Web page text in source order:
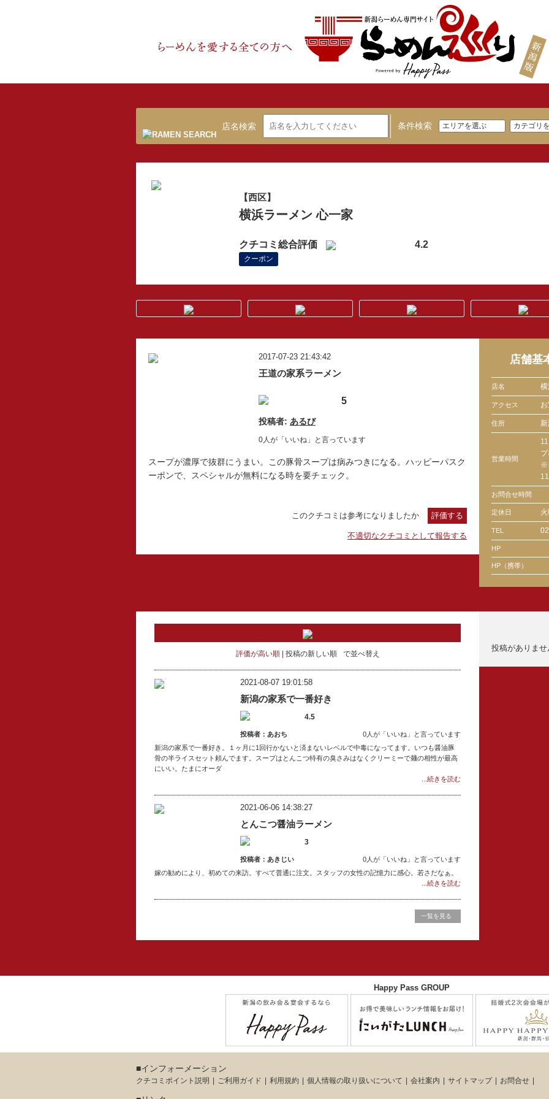
店名検索 条件検索
【西区】
横浜ラーメン 心一家
クチコミ総合評価 4.2
クーポン
2017-07-23 21:43:42
王道の家系ラーメン
5
投稿者: あるび
0人が「いいね」と言っています
スープが濃厚で抜群にうまい。この豚骨スープは病みつきになる。ハッピーパスク
ーポンで、スペシャルが無料になる時を要チェック。
このクチコミは参考になりましたか 評価する
不適切なクチコミとして報告する
店舗基
店名
アクセス
住所
営業時間
※
お問合せ時間
定休日
TEL
HP
HP（携帯）
評価が高い順 投稿の新しい順 で並べ替え
2021-08-07 19:01:58
新潟の家系で一番好き
4.5
投稿者：あおち
0人が「いいね」と言っています
新潟の家系で一番好き。１ヶ月に1回行かないと済まないレベルで中毒になってます。いつも醤油豚
骨の半ライスセット頼んでます。スープはとんこつ特有の臭さみはなくクリーミーで麺の相性が最高
にいい。たまにオーダ
...続きを読む
2021-06-06 14:38:27
とんこつ醤油ラーメン
3
投稿者：あきじい
0人が「いいね」と言っています
嫁の勧めにより、初めての来訪。すべて普通に注文。スタッフの女性の記憶力に感心。若さだなぁ。
...続きを読む
一覧を見る
投稿がありませ
Happy Pass GROUP
■インフォーメーション
クチコミポイント説明 ご利用ガイド 利用規約 個人情報の取り扱いについて 会社案内 サイトマップ お問合せ